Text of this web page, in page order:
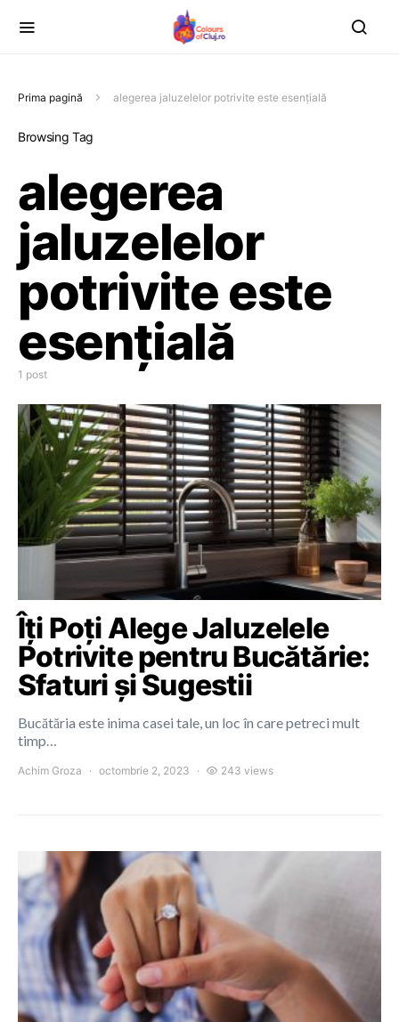
Prima pagină alegerea jaluzelelor potrivite este esențială
Browsing Tag
alegerea
jaluzelelor
potrivite este
esențială
1 post
Îți Poți Alege Jaluzelele
Potrivite pentru Bucătărie:
Sfaturi și Sugestii
Bucătăria este inima casei tale, un loc în care petreci mult
timp…
Achim Groza octombrie 2, 2023 243 views